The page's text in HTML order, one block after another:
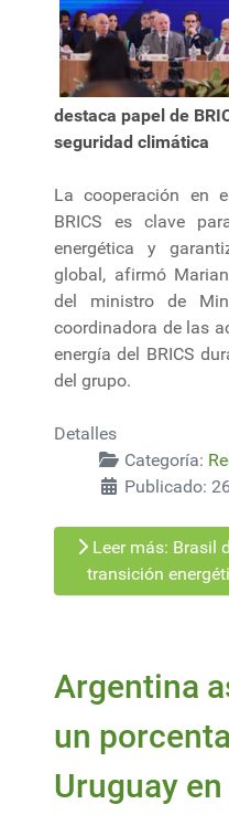
destaca papel de
seguridad climática
La cooperación en
BRICS es clave
energética y
global, afirmó
del ministro de
coordinadora de las
energía del BRICS
del grupo.
Detalles
Categoría:
Publicado:
Leer más: Brasil
transición
Argentina
un
Uruguay